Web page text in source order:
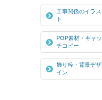
工事関係のイラス
ト
POP素材・キャッ
チコピー
飾り枠・背景デザ
イン